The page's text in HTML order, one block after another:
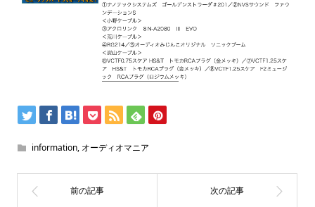
information, オーディオマニア